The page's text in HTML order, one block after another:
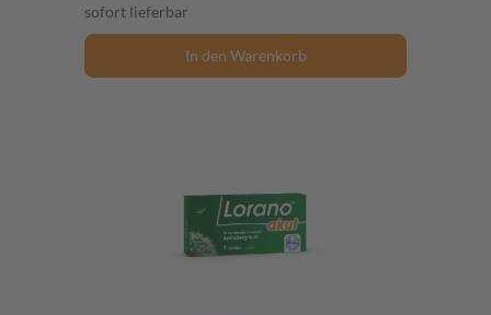
sofort lieferbar
In den Warenkorb